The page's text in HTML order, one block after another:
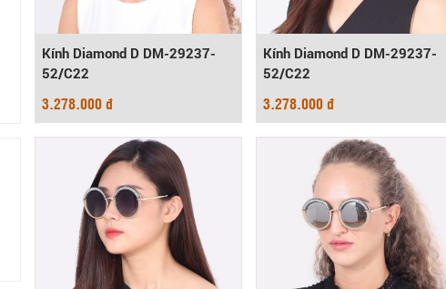
Kính Diamond D DM-29237-
52/C22
3.278.000 đ
Kính Diamond D DM-29237-
52/C22
3.278.000 đ